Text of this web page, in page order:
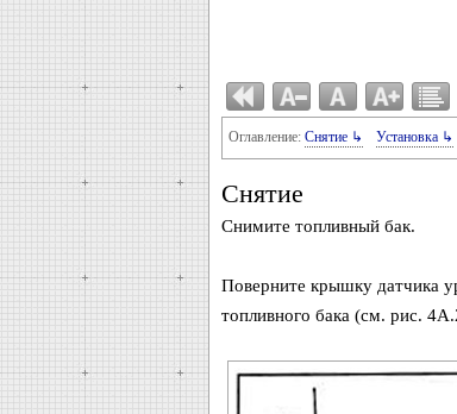
Оглавление: Снятие ↳ Установка ↳
Снятие
Снимите топливный бак.
Поверните крышку датчика
топливного бака (см. рис.